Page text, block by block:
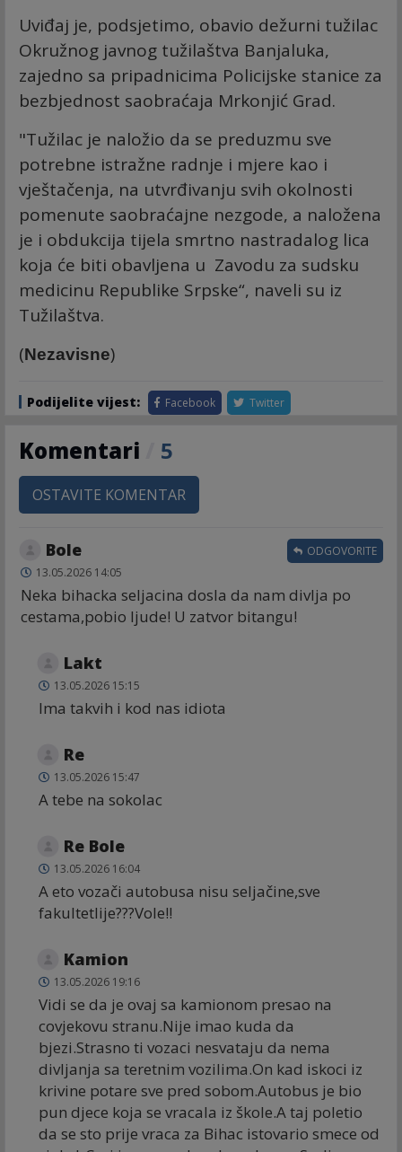
Uviđaj je, podsjetimo, obavio dežurni tužilac
Okružnog javnog tužilaštva Banjaluka,
zajedno sa pripadnicima Policijske stanice za
bezbjednost saobraćaja Mrkonjić Grad.
"Tužilac je naložio da se preduzmu sve
potrebne istražne radnje i mjere kao i
vještačenja, na utvrđivanju svih okolnosti
pomenute saobraćajne nezgode, a naložena
je i obdukcija tijela smrtno nastradalog lica
koja će biti obavljena u Zavodu za sudsku
medicinu Republike Srpske“, naveli su iz
Tužilaštva.
(Nezavisne)
Podijelite vijest: Facebook Twitter
Komentari 5
OSTAVITE KOMENTAR
Bole
13.05.2026 14:05
Neka bihacka seljacina dosla da nam divlja po
cestama,pobio ljude! U zatvor bitangu!
ODGOVORITE
Lakt
13.05.2026 15:15
Ima takvih i kod nas idiota
Re
13.05.2026 15:47
A tebe na sokolac
Re Bole
13.05.2026 16:04
A eto vozači autobusa nisu seljačine,sve
fakultetlije???Vole!!
Kamion
13.05.2026 19:16
Vidi se da je ovaj sa kamionom presao na
covjekovu stranu.Nije imao kuda da
bjezi.Strasno ti vozaci nesvataju da nema
divljanja sa teretnim vozilima.On kad iskoci iz
krivine potare sve pred sobom.Autobus je bio
pun djece koja se vracala iz škole.A taj poletio
da se sto prije vraca za Bihac istovario smece od